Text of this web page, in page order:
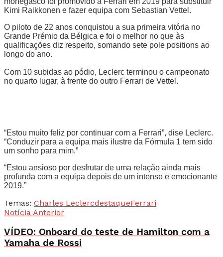
Kimi Raikkonen e fazer equipa com Sebastian Vettel.
O piloto de 22 anos conquistou a sua primeira vitória no
Grande Prémio da Bélgica e foi o melhor no que às
qualificações diz respeito, somando sete pole positions ao
longo do ano.
Com 10 subidas ao pódio, Leclerc terminou o campeonato
no quarto lugar, à frente do outro Ferrari de Vettel.
“Estou muito feliz por continuar com a Ferrari”, dise Leclerc.
“Conduzir para a equipa mais ilustre da Fórmula 1 tem sido
um sonho para mim.”
“Estou ansioso por desfrutar de uma relação ainda mais
profunda com a equipa depois de um intenso e emocionante
2019.”
Temas: Charles LeclercdestaqueFerrari
Notícia Anterior
VÍDEO: Onboard do teste de Hamilton com a
Yamaha de Rossi